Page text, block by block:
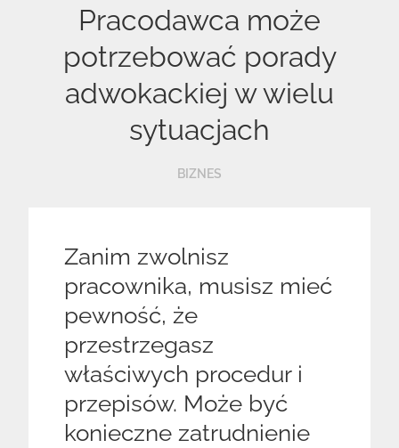
Pracodawca może
potrzebować porady
adwokackiej w wielu
sytuacjach
BIZNES
Zanim zwolnisz
pracownika, musisz mieć
pewność, że
przestrzegasz
właściwych procedur i
przepisów. Może być
konieczne zatrudnienie